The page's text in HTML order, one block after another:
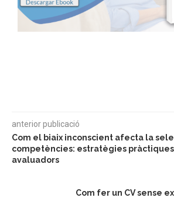
anterior publicació
Com el biaix inconscient afecta la
competències: estratègies
avaluadors
Com fer un CV sense